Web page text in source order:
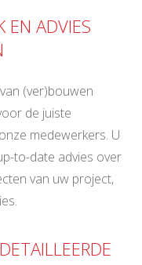
EN ADVIES
(ver)bouwen
de juiste
medewerkers. U
to-date advies over
van uw project,